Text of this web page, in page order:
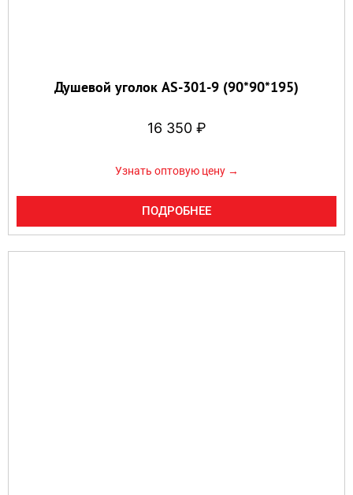
Душевой уголок AS-301-9 (90*90*195)
16 350 ₽
Узнать оптовую цену →
ПОДРОБНЕЕ